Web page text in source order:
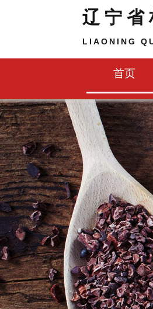
辽宁
LIAONING
首页